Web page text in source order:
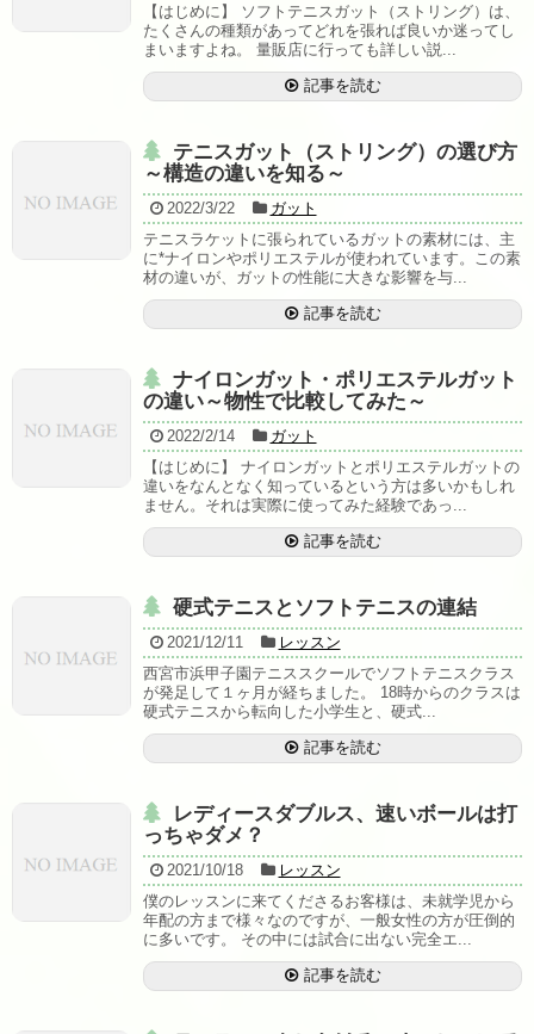
【はじめに】 ソフトテニスガット（ストリング）は、
たくさんの種類があってどれを張れば良いか迷ってし
まいますよね。 量販店に行っても詳しい説...
記事を読む
テニスガット（ストリング）の選び方
～構造の違いを知る～
2022/3/22
ガット
テニスラケットに張られているガットの素材には、主
に*ナイロンやポリエステルが使われています。この素
材の違いが、ガットの性能に大きな影響を与...
記事を読む
ナイロンガット・ポリエステルガット
の違い～物性で比較してみた～
2022/2/14
ガット
【はじめに】 ナイロンガットとポリエステルガットの
違いをなんとなく知っているという方は多いかもしれ
ません。それは実際に使ってみた経験であっ...
記事を読む
硬式テニスとソフトテニスの連結
2021/12/11
レッスン
西宮市浜甲子園テニススクールでソフトテニスクラス
が発足して１ヶ月が経ちました。 18時からのクラスは
硬式テニスから転向した小学生と、硬式...
記事を読む
レディースダブルス、速いボールは打
っちゃダメ？
2021/10/18
レッスン
僕のレッスンに来てくださるお客様は、未就学児から
年配の方まで様々なのですが、一般女性の方が圧倒的
に多いです。 その中には試合に出ない完全エ...
記事を読む
シダス・インソール
グリップテープ
ボール関係
バドミントンシャトル
アクセス・お問い合わせ
駐車場への行き方
駐車場への行き方（宝塚方面から来られる場合）
駐車場への行き方（西宮北口・伊丹・尼崎方面か
ら来られる場合）